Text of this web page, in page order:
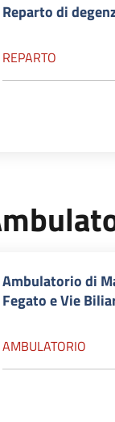
Reparto di
REPARTO
Ambulatorio di
Fegato e Vie
AMBULATORIO